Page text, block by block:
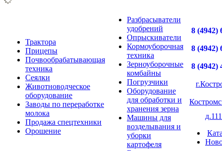
Трактора
Прицепы
Почвообрабатывающая
техника
Сеялки
Животноводческое
оборудование
Заводы по переработке
молока
Продажа спецтехники
Орошение
Разбрасыватели
удобрений
Опрыскиватели
Кормоуборочная
техника
Зерноуборочные
комбайны
Погрузчики
Оборудование
для обработки и
хранения зерна
Машины для
возделывания и
уборки
картофеля
8 (4942)
8 (4942)
8 (4942)
д.111